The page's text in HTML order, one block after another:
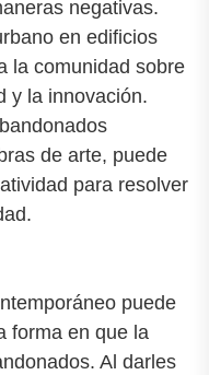
negativas.
en edificios
la comunidad sobre
y la innovación.
de arte, puede
para resolver
puede
forma en que la
Al darles